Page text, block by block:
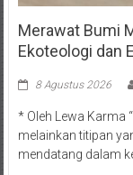
Merawat Bumi
Ekoteologi dan
8 Agustus 2026
* Oleh Lewa Karma
melainkan titipan
mendatang dalam